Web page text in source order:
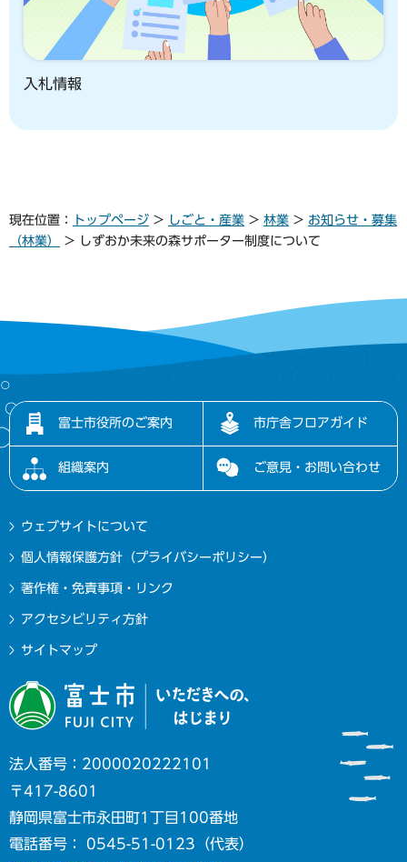
入札情報
現在位置： トップページ > しごと・産業 > 林業 > お知らせ・募集
（林業）
> しずおか未来の森サポーター制度について
富士市役所のご案内 市庁舎フロアガイド
組織案内 ご意見・お問い合わせ
ウェブサイトについて
個人情報保護方針（プライバシーポリシー）
著作権・免責事項・リンク
アクセシビリティ方針
サイトマップ
法人番号：2000020222101
〒417-8601
静岡県富士市永田町1丁目100番地
電話番号： 0545-51-0123（代表）